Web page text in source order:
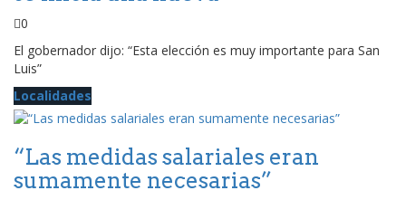
0
El gobernador dijo: “Esta elección es muy importante para San
Luis”
Localidades
“Las medidas salariales eran
sumamente necesarias”